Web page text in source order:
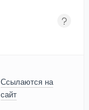
Ссылаются на
сайт